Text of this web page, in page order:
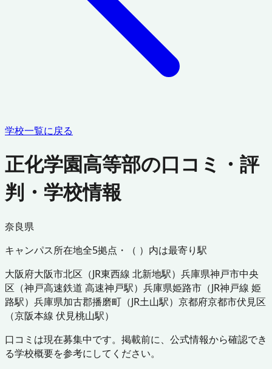
学校一覧に戻る
正化学園高等部の口コミ・評
判・学校情報
奈良県
キャンパス所在地全5拠点・（ ）内は最寄り駅
大阪府大阪市北区 （JR東西線 北新地駅） 兵庫県神戸市中央
区 （神戸高速鉄道 高速神戸駅） 兵庫県姫路市 （JR神戸線 姫
路駅） 兵庫県加古郡播磨町 （JR土山駅） 京都府京都市伏見区
（京阪本線 伏見桃山駅）
口コミは現在募集中です。掲載前に、公式情報から確認でき
る学校概要を参考にしてください。